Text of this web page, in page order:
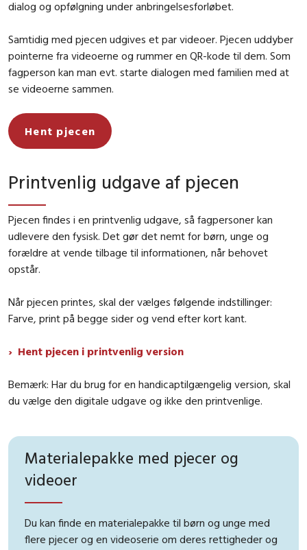
dialog og opfølgning under anbringelsesforløbet.
Samtidig med pjecen udgives et par videoer. Pjecen uddyber
pointerne fra videoerne og rummer en QR-kode til dem. Som
fagperson kan man evt. starte dialogen med familien med at
se videoerne sammen.
Hent pjecen
Printvenlig udgave af pjecen
Pjecen findes i en printvenlig udgave, så fagpersoner kan
udlevere den fysisk. Det gør det nemt for børn, unge og
forældre at vende tilbage til informationen, når behovet
opstår.
Når pjecen printes, skal der vælges følgende indstillinger:
Farve, print på begge sider og vend efter kort kant.
Hent pjecen i printvenlig version
Bemærk: Har du brug for en handicaptilgængelig version, skal
du vælge den digitale udgave og ikke den printvenlige.
Materialepakke med pjecer og
videoer
Du kan finde en materialepakke til børn og unge med
flere pjecer og en videoserie om deres rettigheder og